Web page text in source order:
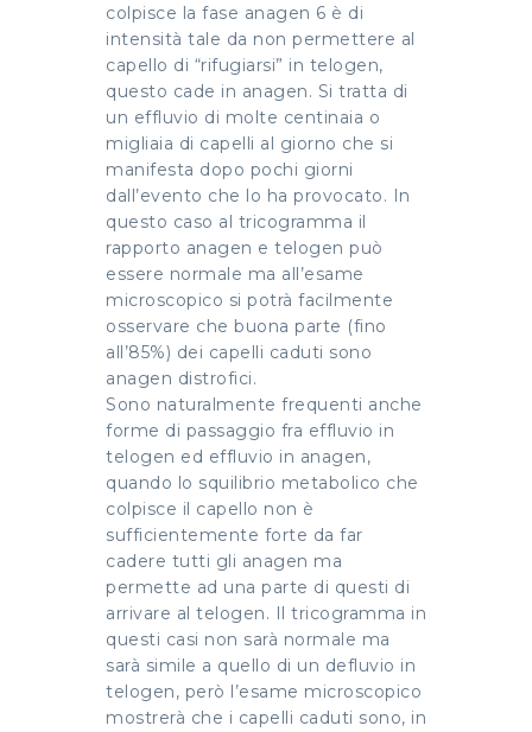
colpisce la fase anagen 6 è di
intensità tale da non permettere al
capello di “rifugiarsi” in telogen,
questo cade in anagen. Si tratta di
un effluvio di molte centinaia o
migliaia di capelli al giorno che si
manifesta dopo pochi giorni
dall’evento che lo ha provocato. In
questo caso al tricogramma il
rapporto anagen e telogen può
essere normale ma all’esame
microscopico si potrà facilmente
osservare che buona parte (fino
all’85%) dei capelli caduti sono
anagen distrofici.
Sono naturalmente frequenti anche
forme di passaggio fra effluvio in
telogen ed effluvio in anagen,
quando lo squilibrio metabolico che
colpisce il capello non è
sufficientemente forte da far
cadere tutti gli anagen ma
permette ad una parte di questi di
arrivare al telogen. Il tricogramma in
questi casi non sarà normale ma
sarà simile a quello di un defluvio in
telogen, però l’esame microscopico
mostrerà che i capelli caduti sono, in